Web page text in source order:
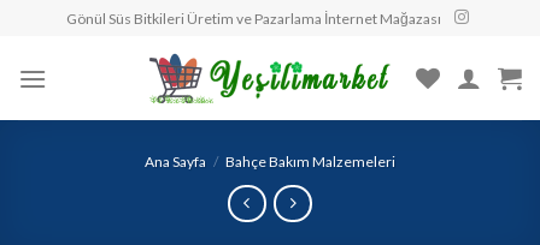
content
Gönül Süs Bitkileri Üretim ve Pazarlama İnternet Mağazası
Ana Sayfa / Bahçe Bakım Malzemeleri